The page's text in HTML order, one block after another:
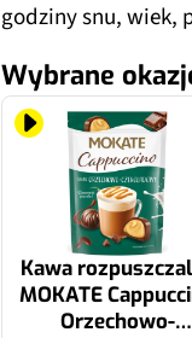
godziny snu, wiek,
Wybrane
Kawa
MOKATE
Orzechowo-